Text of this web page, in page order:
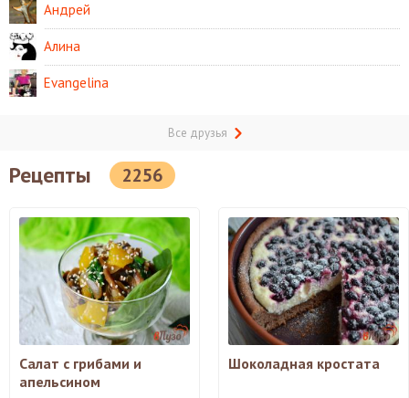
Андрей
Алина
Evangelina
Все друзья
Рецепты 2256
Салат с грибами и
апельсином
Шоколадная кростата